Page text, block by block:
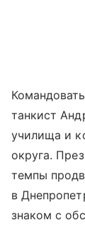
танкист
училища и
округа.
темпы
в
знаком с